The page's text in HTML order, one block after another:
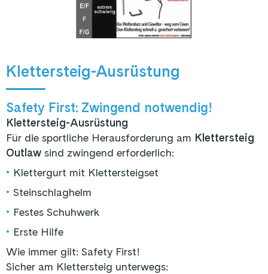
Klettersteig-Ausrüstung
Safety First: Zwingend notwendig!
Klettersteig-Ausrüstung
Für die sportliche Herausforderung am Klettersteig
Outlaw sind zwingend erforderlich:
• Klettergurt mit Klettersteigset
• Steinschlaghelm
• Festes Schuhwerk
• Erste Hilfe
Wie immer gilt: Safety First!
Sicher am Klettersteig unterwegs: